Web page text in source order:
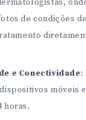
de condições
e Conectividade:
móveis
horas.